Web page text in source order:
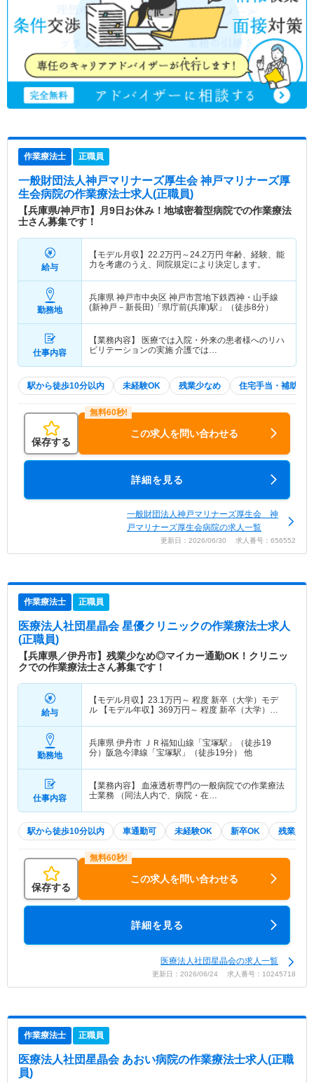
作業療法士 正職員
一般財団法人神戸マリナーズ厚生会 神戸マリナーズ厚
生会病院の作業療法士求人(正職員)
【兵庫県/神戸市】月9日お休み！地域密着型病院での作業療法
士さん募集です！
給与
【モデル月収】 22.2万円～24.2万円 年齢、経験、能
力を考慮のうえ、同院規定により決定します。
勤務地
兵庫県 神戸市中央区 神戸市営地下鉄西神・山手線
(新神戸－新長田)「県庁前(兵庫)駅」（徒歩8分）
仕事内容
【業務内容】 医療では入院・外来の患者様へのリハ
ビリテーションの実施 介護では…
駅から徒歩10分以内 未経験OK 残業少なめ 住宅手当・補助
保存する
この求人を問い合わせる
詳細を見る
一般財団法人神戸マリナーズ厚生会 神
戸マリナーズ厚生会病院の求人一覧
更新日：2026/06/30 求人番号：656552
作業療法士 正職員
医療法人社団星晶会 星優クリニックの作業療法士求人
(正職員)
【兵庫県／伊丹市】残業少なめ◎マイカー通勤OK！クリニッ
クでの作業療法士さん募集です！
給与
【モデル月収】 23.1万円～ 程度 新卒（大学）モデ
ル 【モデル年収】 369万円～ 程度 新卒（大学）モ
勤務地
兵庫県 伊丹市 ＪＲ福知山線「宝塚駅」（徒歩19
分）阪急今津線「宝塚駅」（徒歩19分） 他
仕事内容
【業務内容】 血液透析専門の一般病院での作業療法
士業務 （同法人内で、病院・在…
駅から徒歩10分以内 車通勤可 未経験OK 新卒OK 残業少な
保存する
この求人を問い合わせる
詳細を見る
医療法人社団星晶会の求人一覧
更新日：2026/06/24 求人番号：10245718
作業療法士 正職員
医療法人社団星晶会 あおい病院の作業療法士求人(正職
員)